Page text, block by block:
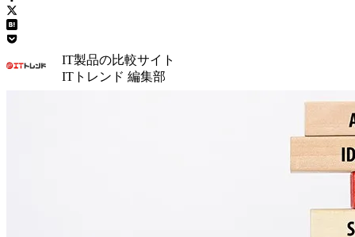
IT製品の比較サイト
ITトレンド 編集部